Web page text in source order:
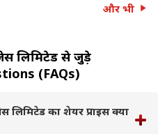
और भी
लिमिटेड से जुड़े
(FAQs)
का शेयर प्राइस क्या